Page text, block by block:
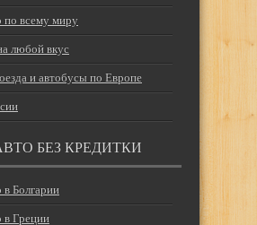
по всему миру
любой вкус
и автобусы по Европе
БЕЗ КРЕДИТКИ
в Болгарии
в Греции